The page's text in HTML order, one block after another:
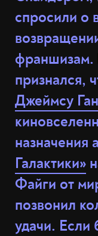
спросили о
франшизам.
признался,
Джеймсу
назначения
Галактики»
Файги от
позвонил
удачи. Если